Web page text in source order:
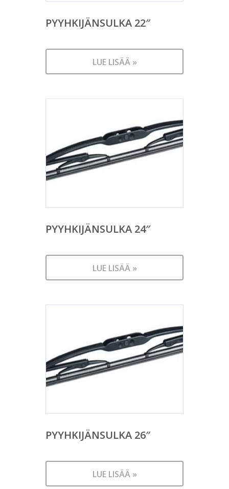
PYYHKIJÄNSULKA 22″
LUE LISÄÄ »
PYYHKIJÄNSULKA 24″
LUE LISÄÄ »
PYYHKIJÄNSULKA 26″
LUE LISÄÄ »